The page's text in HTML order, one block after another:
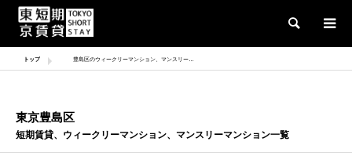
検索
トップ
東京豊島区
短期賃貸、ウィークリーマンション、マンスリーマンション一覧